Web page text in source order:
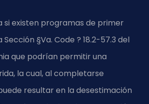
si existen programas de primer
§Va. Code ? 18.2-57.3 del
que podrían permitir una
la cual, al completarse
resultar en la desestimación